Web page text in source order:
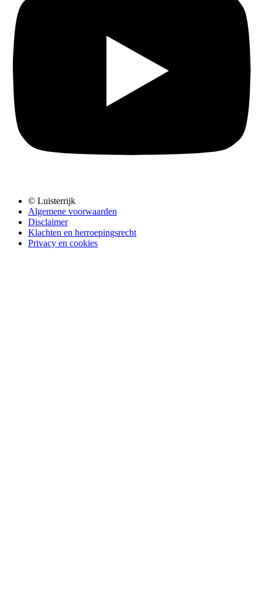
© Luisterrijk
Algemene voorwaarden
Disclaimer
Klachten en herroepingsrecht
Privacy en cookies